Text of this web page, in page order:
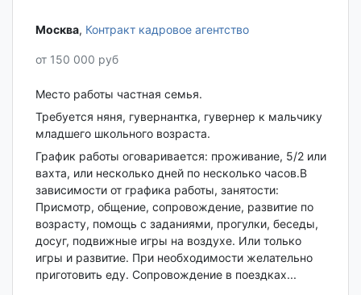
Москва‎, Контракт кадровое агентство
от 150 000 руб
Место работы частная семья.
Требуется няня, гувернантка, гувернер к мальчику
младшего школьного возраста.
График работы оговаривается: проживание, 5/2 или
вахта, или несколько дней по несколько часов.В
зависимости от графика работы, занятости:
Присмотр, общение, сопровождение, развитие по
возрасту, помощь с заданиями, прогулки, беседы,
досуг, подвижные игры на воздухе. Или только
игры и развитие. При необходимости желательно
приготовить еду. Сопровождение в поездках...